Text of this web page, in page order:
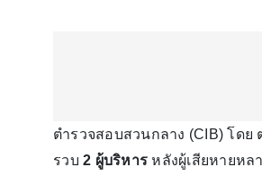
ตำรวจสอบสวนกลาง (CIB) โดย
รวบ 2 ผู้บริหาร หลังผู้เสียหายหล